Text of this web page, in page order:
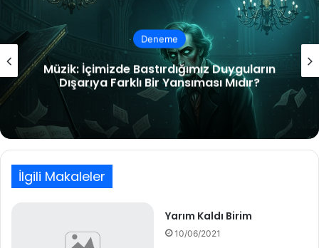
Edebiyat
Niyâz
İlgili Makaleler
Yarım Kaldı Birim
10/06/2021